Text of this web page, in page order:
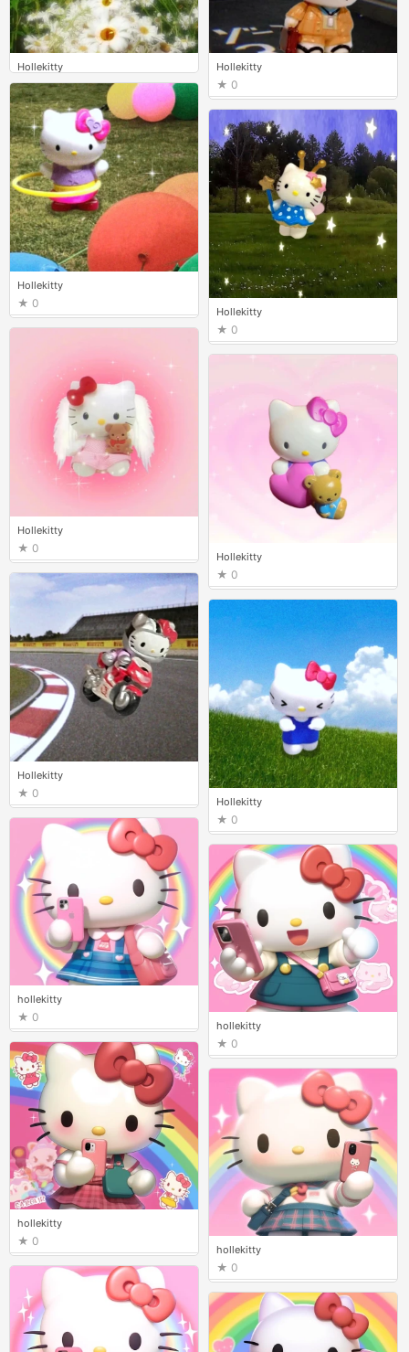
Hollekitty
0
Hollekitty
0
Hollekitty
0
Hollekitty
0
Hollekitty
0
Hollekitty
0
hollekitty
0
hollekitty
0
hollekitty
0
hollekitty
0
Hollekitty
0
Hollekitty
0